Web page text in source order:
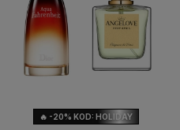
🔥 -20% KOD: HOLIDAY